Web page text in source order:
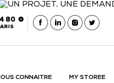
80
CONNAITRE MY STOREE